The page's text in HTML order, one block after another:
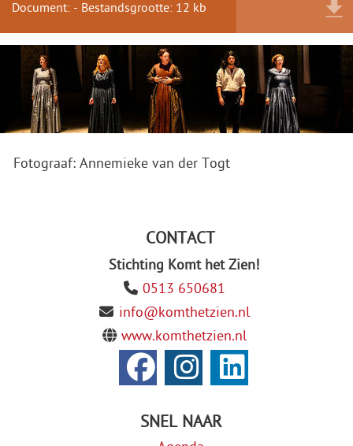
Document: - Bestandsgrootte: 12 kb
Fotograaf: Annemieke van der Togt
CONTACT
Stichting Komt het Zien!
0513 650681
info@komthetzien.nl
www.komthetzien.nl
SNEL NAAR